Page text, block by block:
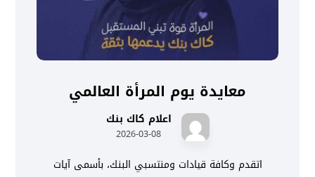
معايدة يوم المرأة العالمي
اعلام كاك بنك
2026-03-08
اتقدم وكافة قيادات ومنتسبي البنك، بأسمى آيات